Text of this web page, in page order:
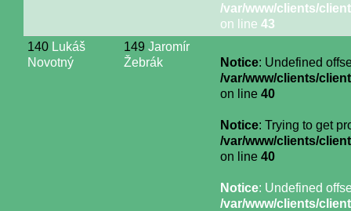
/var/www/clients/
on line 43
140 Lukáš
Novotný
149 Jaromír
Žebrák
Notice: Undefined
/var/www/clients/
on line 40
Notice: Trying to get
/var/www/clients/
on line 40
Notice: Undefined
/var/www/clients/